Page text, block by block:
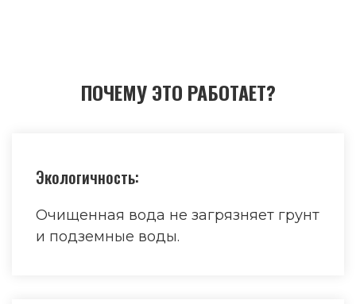
ПОЧЕМУ ЭТО РАБОТАЕТ?
Экологичность:
Очищенная вода не загрязняет грунт
и подземные воды.